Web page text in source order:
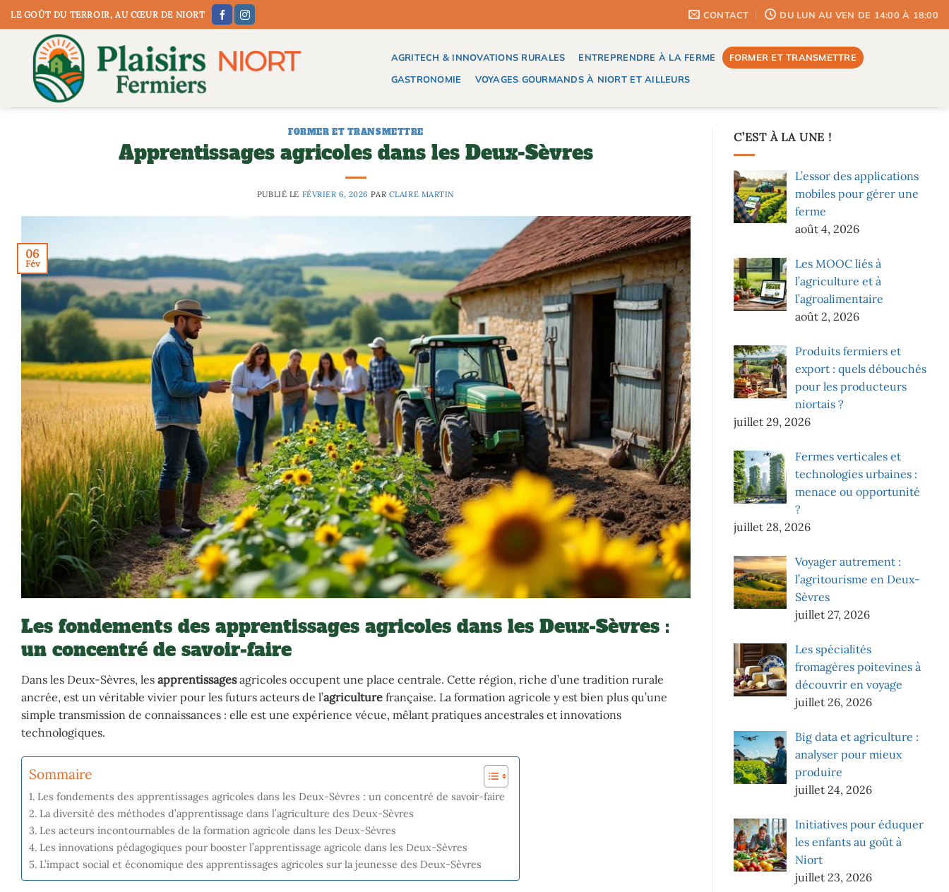
Passer
au
contenu
LE GOÛT DU TERROIR, AU CŒUR DE NIORT CONTACT DU LUN AU VEN DE 14:00 À 18:00
AGRITECH & INNOVATIONS RURALES ENTREPRENDRE À LA FERME
FORMER ET TRANSMETTRE
GASTRONOMIE
VOYAGES GOURMANDS À NIORT ET AILLEURS
FORMER ET TRANSMETTRE
Apprentissages agricoles dans les Deux-Sèvres
PUBLIÉ LE FÉVRIER 6, 2026 PAR CLAIRE MARTIN
06
Fév
Les fondements des apprentissages agricoles dans les Deux-Sèvres :
un concentré de savoir-faire
Dans les Deux-Sèvres, les apprentissagesagricoles occupent une place centrale. Cette région, riche d’une tradition rurale
ancrée, est un véritable vivier pour les futurs acteurs de l’agriculture française. La formation agricole y est bien plus qu’une
simple transmission de connaissances : elle est une expérience vécue, mêlant pratiques ancestrales et innovations
technologiques.
Sommaire
Les fondements des apprentissages agricoles dans les Deux-Sèvres : un concentré de savoir-faire
La diversité des méthodes d’apprentissage dans l’agriculture des Deux-Sèvres
Les acteurs incontournables de la formation agricole dans les Deux-Sèvres
Les innovations pédagogiques pour booster l’apprentissage agricole dans les Deux-Sèvres
L’impact social et économique des apprentissages agricoles sur la jeunesse des Deux-Sèvres
C’EST À LA UNE !
L’essor des applications
mobiles pour gérer une
ferme
août 4, 2026
Les MOOC liés à
l’agriculture et à
l’agroalimentaire
août 2, 2026
Produits fermiers et
export : quels débouchés
pour les producteurs
niortais ?
juillet 29, 2026
Fermes verticales et
technologies urbaines :
menace ou opportunité
?
juillet 28, 2026
Voyager autrement :
l’agritourisme en Deux-
Sèvres
juillet 27, 2026
Les spécialités
fromagères poitevines à
découvrir en voyage
juillet 26, 2026
Big data et agriculture :
analyser pour mieux
produire
juillet 24, 2026
Initiatives pour éduquer
les enfants au goût à
Niort
juillet 23, 2026